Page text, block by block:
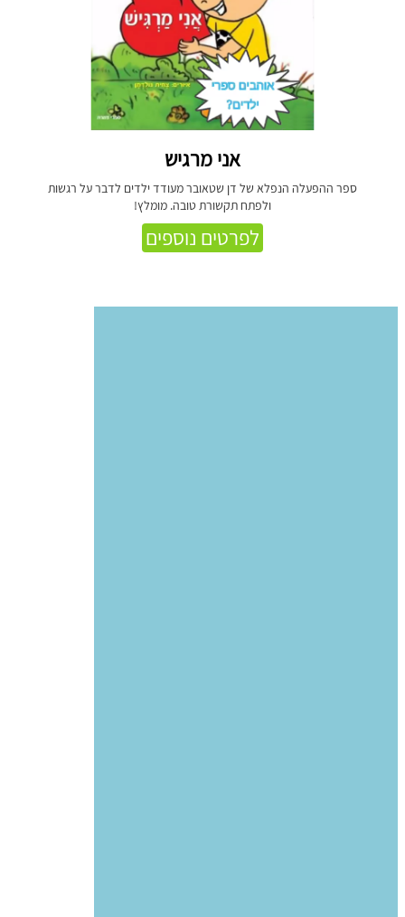
אני מרגיש
ספר ההפעלה הנפלא של דן שטאובר מעודד ילדים לדבר על רגשות
ולפתח תקשורת טובה. מומלץ!
לפרטים נוספים